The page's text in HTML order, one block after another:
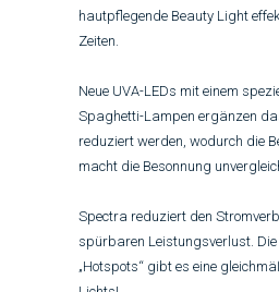
hautpflegende Beauty Light
Zeiten.
Neue UVA-LEDs mit einem
Spaghetti-Lampen ergänzen
reduziert werden, wodurch die
macht die Besonnung
Spectra reduziert den
spürbaren Leistungsverlust.
„Hotspots“ gibt es eine